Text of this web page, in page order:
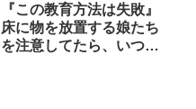
『この教育方法は失敗』
床に物を放置する娘たち
を注意してたら、いつの